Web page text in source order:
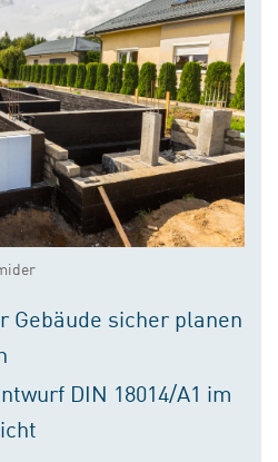
Gebäude sicher planen
DIN 18014/A1 im